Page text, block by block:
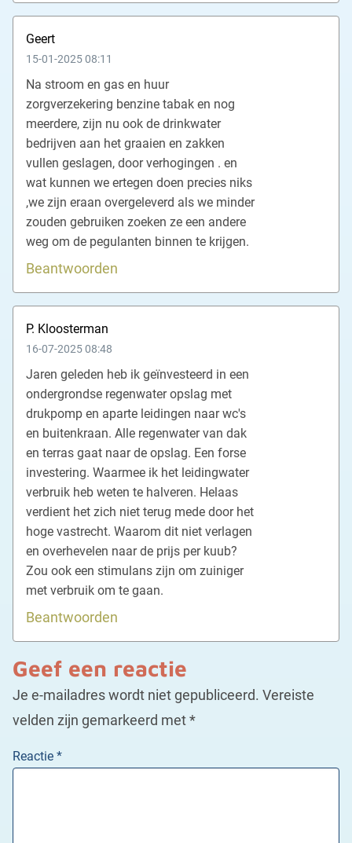
Geef een reactie
Je e-mailadres wordt niet gepubliceerd. Vereiste
velden zijn gemarkeerd met*
Reactie *
Geert
15-01-2025 08:11
Na stroom en gas en huur
zorgverzekering benzine tabak en nog
meerdere, zijn nu ook de drinkwater
bedrijven aan het graaien en zakken
vullen geslagen, door verhogingen . en
wat kunnen we ertegen doen precies niks
,we zijn eraan overgeleverd als we minder
zouden gebruiken zoeken ze een andere
weg om de pegulanten binnen te krijgen.
Beantwoorden
P. Kloosterman
16-07-2025 08:48
Jaren geleden heb ik geïnvesteerd in een
ondergrondse regenwater opslag met
drukpomp en aparte leidingen naar wc's
en buitenkraan. Alle regenwater van dak
en terras gaat naar de opslag. Een forse
investering. Waarmee ik het leidingwater
verbruik heb weten te halveren. Helaas
verdient het zich niet terug mede door het
hoge vastrecht. Waarom dit niet verlagen
en overhevelen naar de prijs per kuub?
Zou ook een stimulans zijn om zuiniger
met verbruik om te gaan.
Beantwoorden